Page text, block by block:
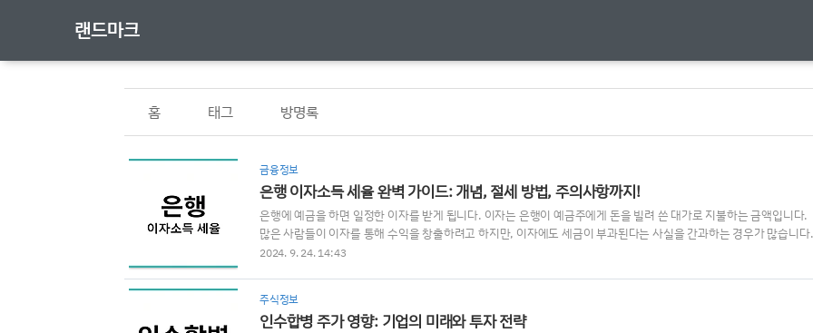
랜드마크
홈 태그 방명록
금융정보
은행 이자소득 세율 완벽 가이드: 개념, 절세 방법, 주의사항까지!
은행에 예금을 하면 일정한 이자를 받게 됩니다. 이자는 은행이 예금주에게 돈을 빌려 쓴 대가로 지불하는 금액입니다.
많은 사람들이 이자를 통해 수익을 창출하려고 하지만, 이자에도 세금이 부과된다는 사실을 간과하는 경우가 많습니다.
이 블로그에서는 '은행 이자소득 세율'을 중심으로 이자소득세의 기본 개념, 세율 구조, 절세 방법 등을 자세히 알아보겠
연 2,000만 원을 초과할 경우, 다른 소득과 합산하여 종합과세가 적용됩니다. 그렇지 않은 경우에는 분리과세로, 원천
징수된 세금이 ..
2024. 9. 24. 14:43
주식정보
인수합병 주가 영향: 기업의 미래와 투자 전략